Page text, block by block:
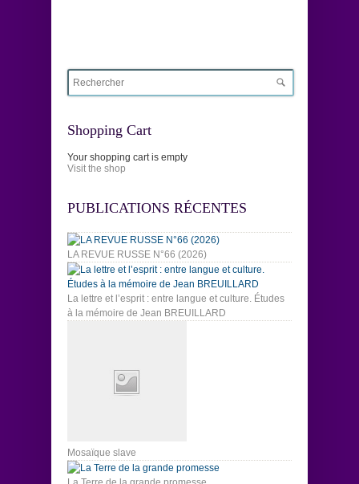
Shopping Cart
Your shopping cart is empty
Visit the shop
PUBLICATIONS RÉCENTES
LA REVUE RUSSE N°66 (2026)
La lettre et l’esprit : entre langue et culture. Études
à la mémoire de Jean BREUILLARD
Mosaïque slave